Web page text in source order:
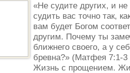
«Не судите других, и
судить вас точно так,
вам будет Богом
другим. Почему ты
ближнего своего, а у
бревна?» (Матфея 7:1-3
Жизнь с прощением.